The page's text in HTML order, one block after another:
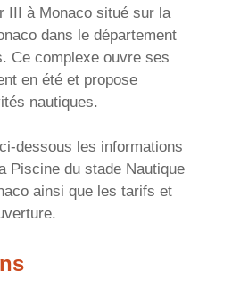
III à Monaco situé sur la
dans le département
Ce complexe ouvre ses
en été et propose
nautiques.
dessous les informations
Piscine du stade Nautique
ainsi que les tarifs et